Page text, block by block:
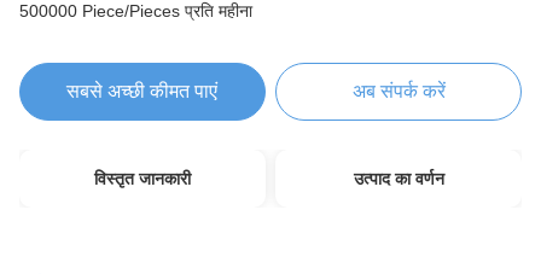
500000 Piece/Pieces प्रति महीना
सबसे अच्छी कीमत पाएं अब संपर्क करें
विस्तृत जानकारी उत्पाद का वर्णन